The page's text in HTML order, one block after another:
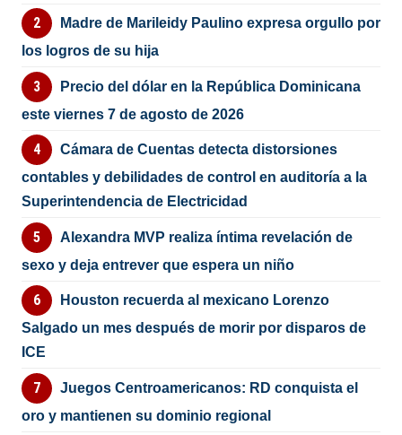
Madre de Marileidy Paulino expresa orgullo por
los logros de su hija
Precio del dólar en la República Dominicana
este viernes 7 de agosto de 2026
Cámara de Cuentas detecta distorsiones
contables y debilidades de control en auditoría a la
Superintendencia de Electricidad
Alexandra MVP realiza íntima revelación de
sexo y deja entrever que espera un niño
Houston recuerda al mexicano Lorenzo
Salgado un mes después de morir por disparos de
ICE
Juegos Centroamericanos: RD conquista el
oro y mantienen su dominio regional